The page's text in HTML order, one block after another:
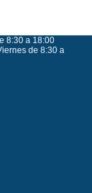
8:30 a 18:00
8:30 a